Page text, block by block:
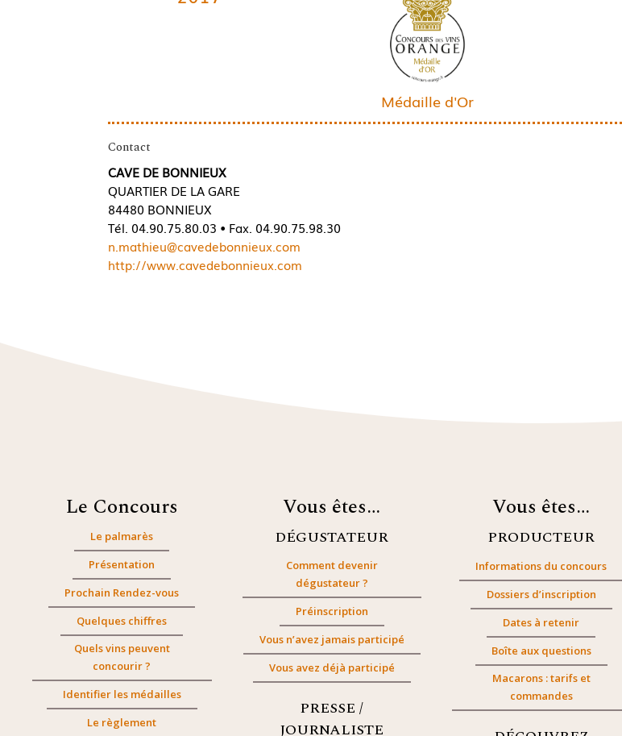
Médaille d'Or
Contact
CAVE DE BONNIEUX
QUARTIER DE LA GARE
84480 BONNIEUX
Tél. 04.90.75.80.03 • Fax. 04.90.75.98.30
n.mathieu@cavedebonnieux.com
http://www.cavedebonnieux.com
Le Concours
Le palmarès
Présentation
Prochain Rendez-vous
Quelques chiffres
Quels vins peuvent
concourir ?
Identifier les médailles
Le règlement
Vous êtes…
DÉGUSTATEUR
Comment devenir
dégustateur ?
Préinscription
Vous n’avez jamais participé
Vous avez déjà participé
PRESSE /
JOURNALISTE
Vous êtes…
PRODUCTEUR
Informations du concours
Dossiers d’inscription
Dates à retenir
Boîte aux questions
Macarons : tarifs et
commandes